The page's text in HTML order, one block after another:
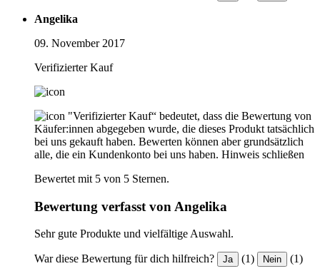
Angelika
09. November 2017
Verifizierter Kauf
"Verifizierter Kauf“ bedeutet, dass die Bewertung von
Käufer:innen abgegeben wurde, die dieses Produkt tatsächlich
bei uns gekauft haben. Bewerten können aber grundsätzlich
alle, die ein Kundenkonto bei uns haben. Hinweis schließen
Bewertet mit 5 von 5 Sternen.
Bewertung verfasst von Angelika
Sehr gute Produkte und vielfältige Auswahl.
War diese Bewertung für dich hilfreich? Ja (1) Nein (1)